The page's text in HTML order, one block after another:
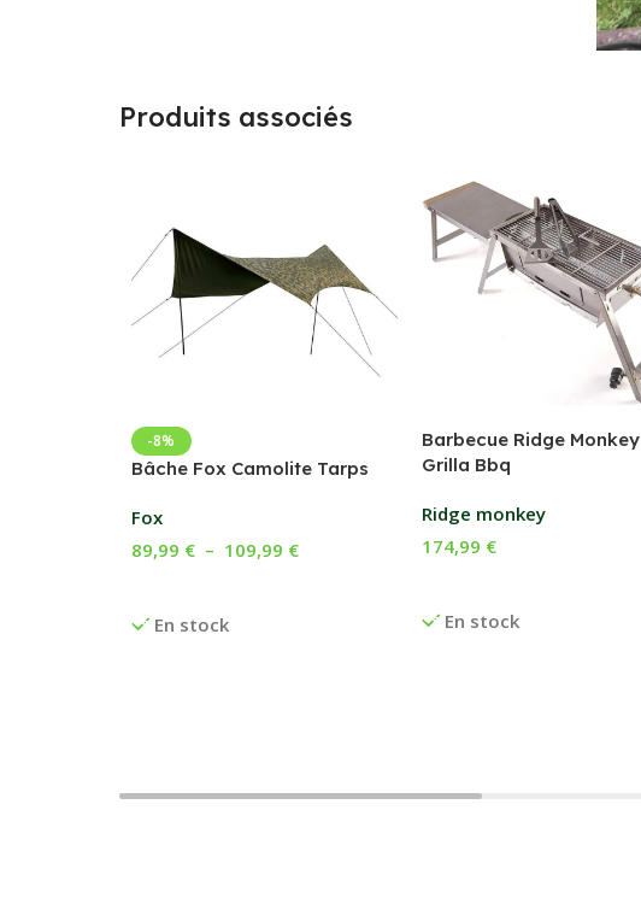
Produits associés
-8%
Bâche Fox Camolite Tarps
Fox
En stock
89,99 € – 109,99 €
Barbecue Ridge Monkey
Grilla Bbq
Ridge monkey
En stock
174,99 €